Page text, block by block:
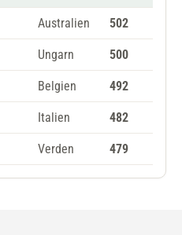
Australien 502
Ungarn 500
Belgien 492
Italien 482
Verden 479